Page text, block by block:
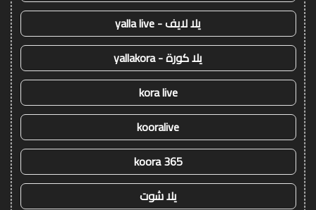
يلا لايف - yalla live
يلا كورة - yallakora
kora live
kooralive
koora 365
يلا شوت